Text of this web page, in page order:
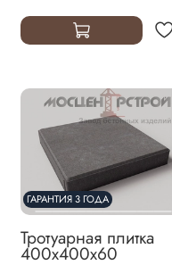
ГАРАНТИЯ 3 ГОДА
Тротуарная плитка
400х400х60